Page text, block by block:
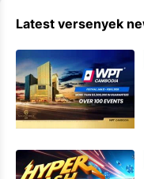
Latest versenyek